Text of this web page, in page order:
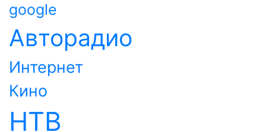
google
Авторадио
Интернет
Кино
НТВ